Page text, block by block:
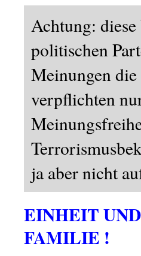
Achtung:
politischen
Meinungen
verpflichten
ja aber nicht
EINHEIT
FAMILIE !